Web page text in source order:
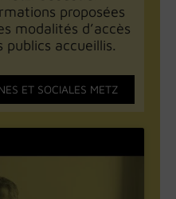
proposées
modalités d’accès
accueillis.
ET SOCIALES METZ